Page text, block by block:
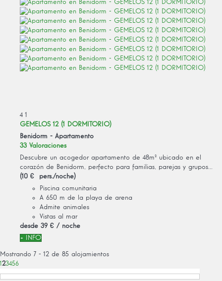
4 1
GEMELOS 12 (1 DORMITORIO)
Benidorm - Apartamento
33 Valoraciones
Descubre un acogedor apartamento de 48m² ubicado en el
corazón de Benidorm, perfecto para familias, parejas y grupos...
(10 € pers./noche)
Piscina comunitaria
A 650 m de la playa de arena
Admite animales
Vistas al mar
desde 39 € / noche
+ INFO
Mostrando 7 - 12 de 85 alojamientos
123456